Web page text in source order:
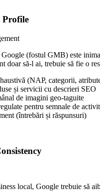
Profile
(fostul GMB) este
doar să-l ai, trebuie să fie o
(NAP, categorii,
și servicii cu descrieri SEO
de imagini geo-taguite
pentru semnale de
(întrebări și răspunsuri)
local, Google trebuie să